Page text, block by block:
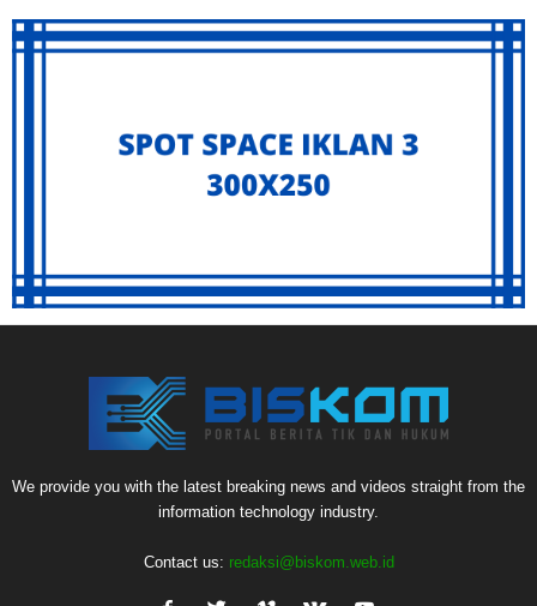
We provide you with the latest breaking news and videos straight from the
information technology industry.
Contact us: redaksi@biskom.web.id